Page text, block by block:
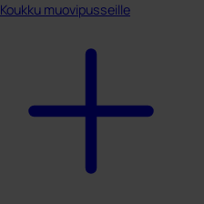
Koukku muovipusseille